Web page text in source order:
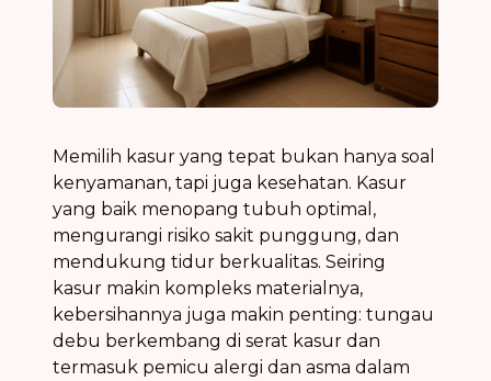
Memilih kasur yang tepat bukan hanya soal
kenyamanan, tapi juga kesehatan. Kasur
yang baik menopang tubuh optimal,
mengurangi risiko sakit punggung, dan
mendukung tidur berkualitas. Seiring
kasur makin kompleks materialnya,
kebersihannya juga makin penting: tungau
debu berkembang di serat kasur dan
termasuk pemicu alergi dan asma dalam